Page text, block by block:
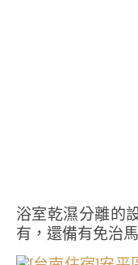
浴室乾濕分離的
有，還備有免治